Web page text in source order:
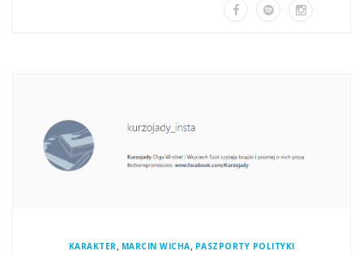
KARAKTER , MARCIN WICHA, PASZPORTY POLITYKI